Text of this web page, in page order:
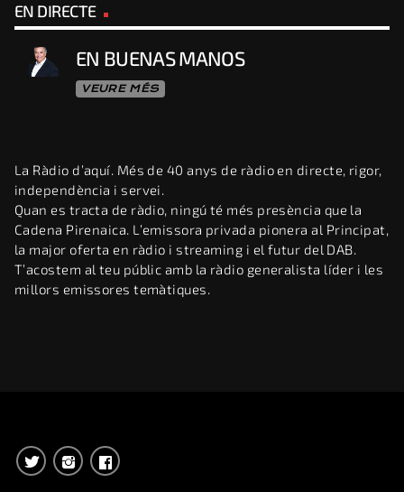
EN DIRECTE
EN BUENAS MANOS
VEURE MÉS
La Ràdio d’aquí. Més de 40 anys de ràdio en directe, rigor,
independència i servei.
Quan es tracta de ràdio, ningú té més presència que la
Cadena Pirenaica. L’emissora privada pionera al Principat,
la major oferta en ràdio i streaming i el futur del DAB.
T’acostem al teu públic amb la ràdio generalista líder i les
millors emissores temàtiques.